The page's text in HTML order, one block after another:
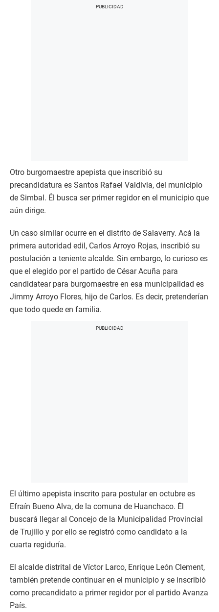
Otro burgomaestre apepista que inscribió su
precandidatura es Santos Rafael Valdivia, del municipio
de Simbal. Él busca ser primer regidor en el municipio que
aún dirige.
Un caso similar ocurre en el distrito de Salaverry. Acá la
primera autoridad edil, Carlos Arroyo Rojas, inscribió su
postulación a teniente alcalde. Sin embargo, lo curioso es
que el elegido por el partido de César Acuña para
candidatear para burgomaestre en esa municipalidad es
Jimmy Arroyo Flores, hijo de Carlos. Es decir, pretenderían
que todo quede en familia.
El último apepista inscrito para postular en octubre es
Efraín Bueno Alva, de la comuna de Huanchaco. Él
buscará llegar al Concejo de la Municipalidad Provincial
de Trujillo y por ello se registró como candidato a la
cuarta regiduría.
El alcalde distrital de Víctor Larco, Enrique León Clement,
también pretende continuar en el municipio y se inscribió
como precandidato a primer regidor por el partido Avanza
País.